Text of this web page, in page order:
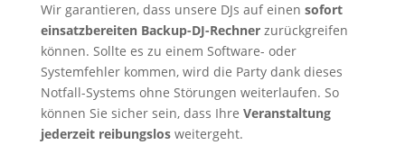
Wir garantieren, dass unsere DJs auf einen sofort
einsatzbereiten Backup-DJ-Rechnerzurückgreifen
können. Sollte es zu einem Software- oder
Systemfehler kommen, wird die Party dank dieses
Notfall-Systems ohne Störungen weiterlaufen. So
können Sie sicher sein, dass Ihre Veranstaltung
jederzeit reibungslosweitergeht.